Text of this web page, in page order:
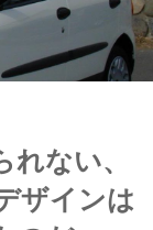
ない、
ザインは